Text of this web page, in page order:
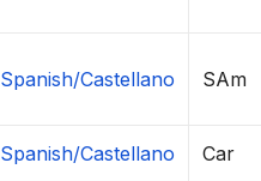
Spanish/Castellano SAm
Spanish/Castellano Car